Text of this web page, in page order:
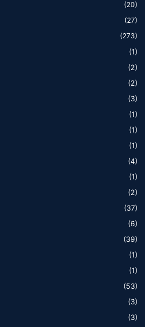
(20)
(27)
(273)
(1)
(2)
(2)
(3)
(1)
(1)
(1)
(4)
(1)
(2)
(37)
(6)
(39)
(1)
(1)
(53)
(3)
(3)